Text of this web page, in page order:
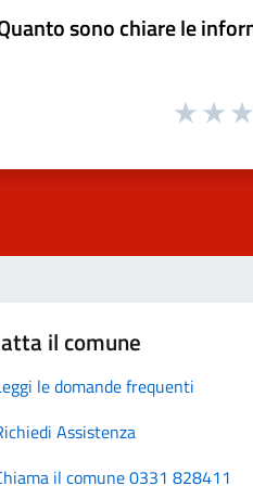
sono chiare le
il comune
le domande frequenti
Assistenza
il comune 0331 828411